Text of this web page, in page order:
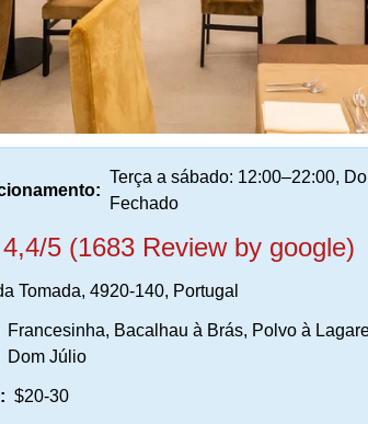
Terça a sábado: 12:00–22:00,
Fechado
4,4/5 (1683 Review by google)
Tomada, 4920-140, Portugal
Francesinha, Bacalhau à Brás, Polvo à
Dom Júlio
$20-30